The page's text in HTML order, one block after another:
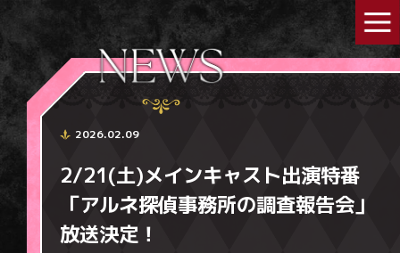
2026.02.09
2/21(土)メインキャスト出演特番
「アルネ探偵事務所の調査報告会」
放送決定！